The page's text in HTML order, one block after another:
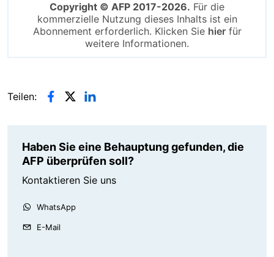
Copyright © AFP 2017-2026. Für die
kommerzielle Nutzung dieses Inhalts ist ein
Abonnement erforderlich. Klicken Sie hierfür
weitere Informationen.
Teilen:
Haben Sie eine Behauptung gefunden, die
AFP überprüfen soll?
Kontaktieren Sie uns
WhatsApp
E-Mail